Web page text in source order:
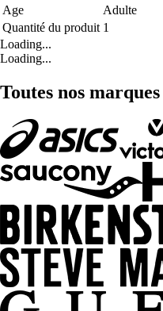
Age
Adulte
Quantité du produit 1
Loading...
Loading...
Toutes nos marques